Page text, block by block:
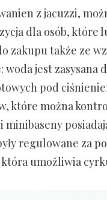
z jacuzzi,
dla osób, które
zakupu także ze
jest zasysana
pod
które można
minibaseny
regulowane za
umożliwia